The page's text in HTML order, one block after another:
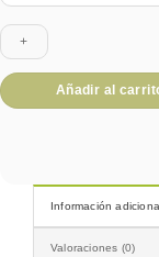
4-
28
cantidad
Añadir al
Información
Valoraciones (0)